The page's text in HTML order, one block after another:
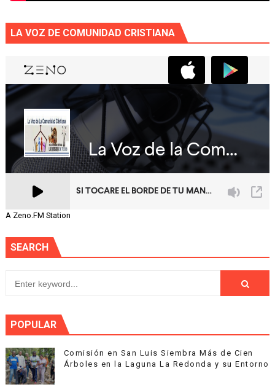
LA VOZ DE COMUNIDAD CRISTIANA
A Zeno.FM Station
SEARCH
POPULAR
Comisión en San Luis Siembra Más de Cien
Árboles en la Laguna La Redonda y su Entorno